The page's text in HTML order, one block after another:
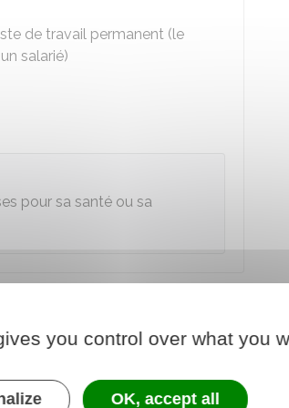
de travail permanent (le
salarié)
pour sa santé ou sa
au cours du stage.
you control over what you
OK, accept all